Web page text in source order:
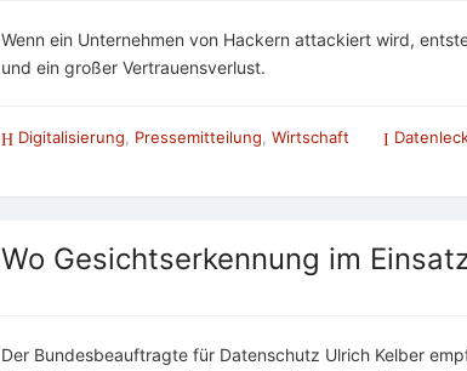
Wenn ein Unternehmen von Hackern attackiert wird,
und ein großer Vertrauensverlust.
Digitalisierung Pressemitteilung Wirtschaft
Wo Gesichtserkennung im
Der Bundesbeauftragte für Datenschutz Ulrich Kelber